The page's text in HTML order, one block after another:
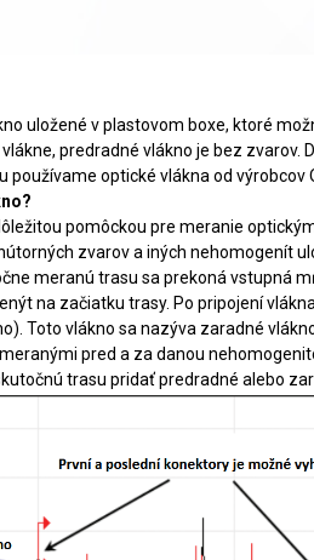
uložené v plastovom boxe, ktoré
predradné vlákno je bez
používame optické vlákna od výrobcov
pomôckou pre meranie
zvarov a iných nehomogenít
meranú trasu sa prekoná vstupná
na začiatku trasy. Po pripojení
Toto vlákno sa nazýva zaradné
pred a za danou
trasu pridať predradné alebo